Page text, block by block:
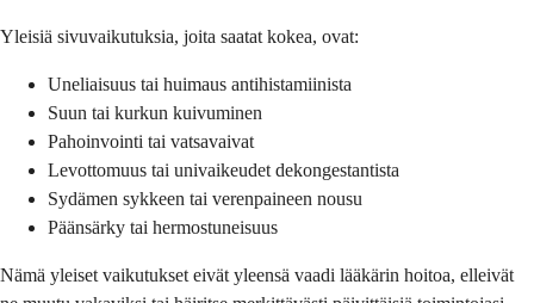
Yleisiä sivuvaikutuksia, joita saatat kokea, ovat:
Uneliaisuus tai huimaus antihistamiinista
Suun tai kurkun kuivuminen
Pahoinvointi tai vatsavaivat
Levottomuus tai univaikeudet dekongestantista
Sydämen sykkeen tai verenpaineen nousu
Päänsärky tai hermostuneisuus
Nämä yleiset vaikutukset eivät yleensä vaadi lääkärin hoitoa, elleivät